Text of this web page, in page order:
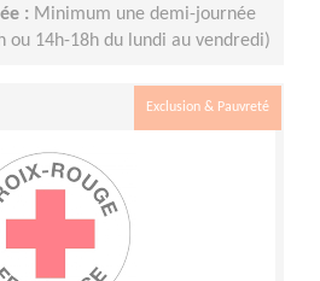
: Minimum une demi-journée
ou 14h-18h du lundi au vendredi)
Exclusion & Pauvreté